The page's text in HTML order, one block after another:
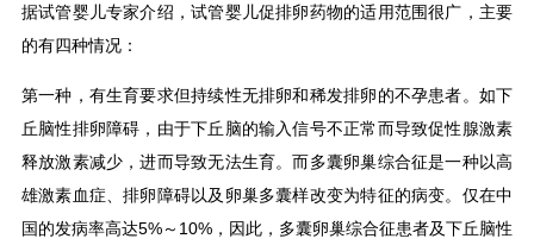
据试管婴儿专家介绍，试管婴儿促排卵药物的适用范围很广，主要
的有四种情况：
第一种，有生育要求但持续性无排卵和稀发排卵的不孕患者。如下
丘脑性排卵障碍，由于下丘脑的输入信号不正常而导致促性腺激素
释放激素减少，进而导致无法生育。而多囊卵巢综合征是一种以高
雄激素血症、排卵障碍以及卵巢多囊样改变为特征的病变。仅在中
国的发病率高达5%～10%，因此，多囊卵巢综合征患者及下丘脑性